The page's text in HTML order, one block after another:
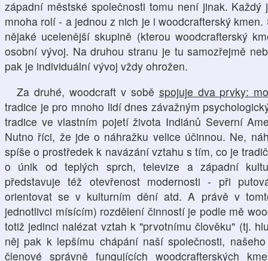
západní městské společnosti tomu není jinak.
mnoha rolí - a jednou z nich je i woodcrafterský
nějaké ucelenější skupině (kterou woodcrafterský
osobní vývoj. Na druhou stranu je tu samozřejmě
pak je individuální vývoj vždy ohrožen.
Za druhé, woodcraft v sobě spojuje dva prvky:
tradice je pro mnoho lidí dnes závažným
tradice ve vlastním pojetí života Indiánů Severní
Nutno říci, že jde o náhražku velice účinnou. Ne,
spíše o prostředek k navázání vztahu s tím, co je
o únik od teplých sprch, televize a západní
představuje též otevřenost modernosti - při
orientovat se v kulturním dění atd. A právě v
jednotlivci mísícím) rozdělení činností je podle mě
totiž jedinci nalézat vztah k "prvotnímu člověku" (tj.
něj pak k lepšímu chápání naší společnosti,
členové správně fungujících woodcrafterských